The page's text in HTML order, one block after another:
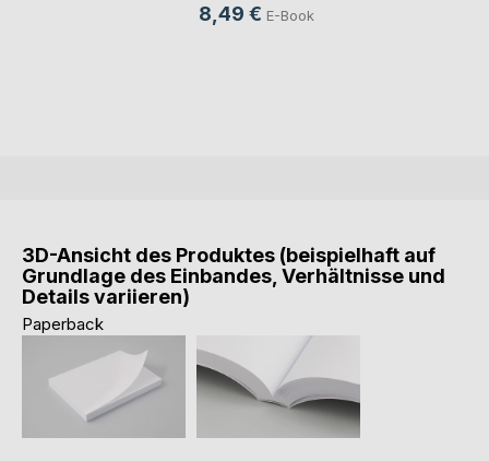
8,49 € E-Book
3D-Ansicht des Produktes (beispielhaft auf
Grundlage des Einbandes, Verhältnisse und
Details variieren)
Paperback